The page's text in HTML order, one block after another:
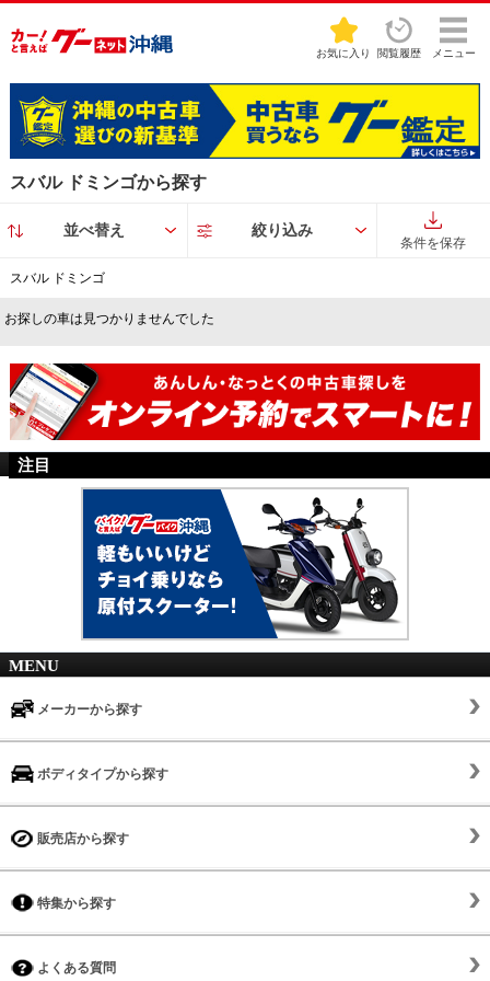
お気に入り 閲覧履歴 メニュー
スバル ドミンゴから探す
並べ替え 絞り込み
条件を保存
スバル ドミンゴ
お探しの車は見つかりませんでした
注目
MENU
メーカーから探す
ボディタイプから探す
販売店から探す
特集から探す
よくある質問